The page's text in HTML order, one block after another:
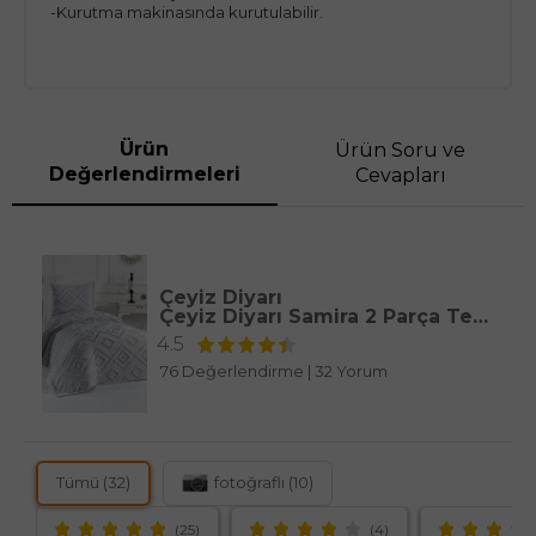
-Kurutma makinasında kurutulabilir.
Ürün
Değerlendirmeleri
Ürün Soru ve
Cevapları
Çeyiz Diyarı
Çeyiz Diyarı Samira 2 Parça Tek Kişilik Pike Takımı Gri
4.5
76 Değerlendirme | 32 Yorum
Tümü (32) fotoğraflı (10)
(25) (4)